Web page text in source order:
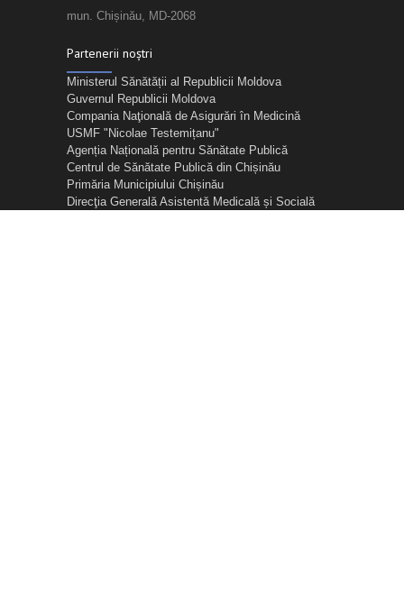
mun. Chișinău, MD-2068
Partenerii noștri
Ministerul Sănătății al Republicii Moldova
Guvernul Republicii Moldova
Compania Naţională de Asigurări în Medicină
USMF "Nicolae Testemițanu"
Agenția Națională pentru Sănătate Publică
Centrul de Sănătate Publică din Chișinău
Primăria Municipiului Chișinău
Direcţia Generală Asistentă Medicală și Socială